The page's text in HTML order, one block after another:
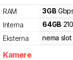
RAM 3GB
Interna
64GB
Eksterna
nema
Kamere